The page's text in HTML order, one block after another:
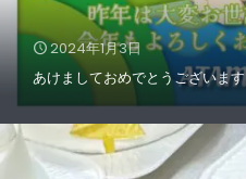
2024年1月3日
あけましておめでとうございます